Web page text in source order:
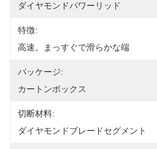
ダイヤモンドパワーリッド
特徴:
高速。まっすぐで滑らかな端
パッケージ:
カートンボックス
切断材料:
ダイヤモンドブレードセグメント